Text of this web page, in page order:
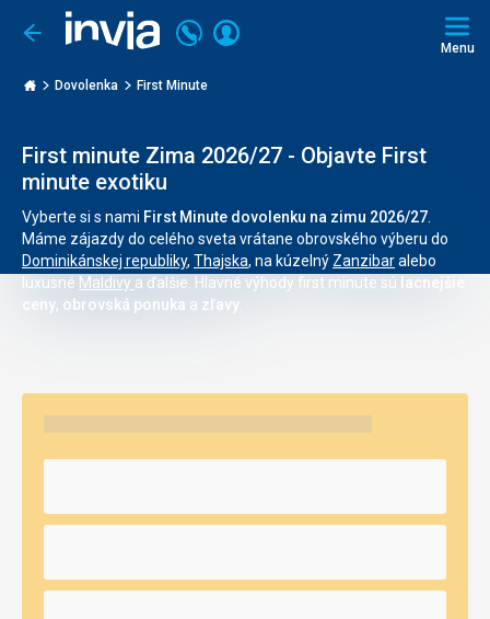
Ísť
späť
Volajte
+421
3221
Prihlásiť
Menu
Dovolenka First Minute
First minute Zima 2026/27 - Objavte First
minute exotiku
Vyberte si s nami First Minute dovolenku na zimu 2026/27
Máme zájazdy do celého sveta vrátane obrovského výberu do
Dominikánskej republiky, Thajska, na kúzelný Zanzibaralebo
luxusné Maldivy a ďalšie. Hlavné výhody first minute sú lacnejšie
ceny, obrovská ponuka a zľavy